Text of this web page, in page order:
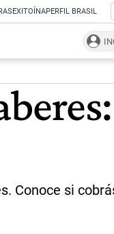
EXITOÍNAPERFIL BRASIL
Conoce si